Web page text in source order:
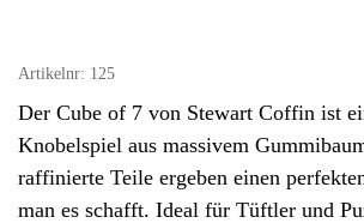
Artikelnr: 125
Der Cube of 7 von Stewart Coffin ist
Knobelspiel aus massivem
raffinierte Teile ergeben einen
man es schafft. Ideal für Tüftler und